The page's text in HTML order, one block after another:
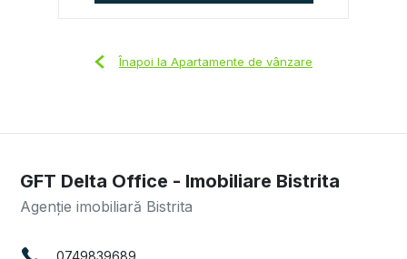
Înapoi la Apartamente de vânzare
GFT Delta Office - Imobiliare Bistrita
Agenție imobiliară Bistrita
0749839689